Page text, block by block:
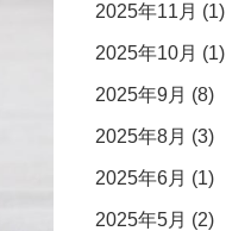
2025年11月 (1)
2025年10月 (1)
2025年9月 (8)
2025年8月 (3)
2025年6月 (1)
2025年5月 (2)